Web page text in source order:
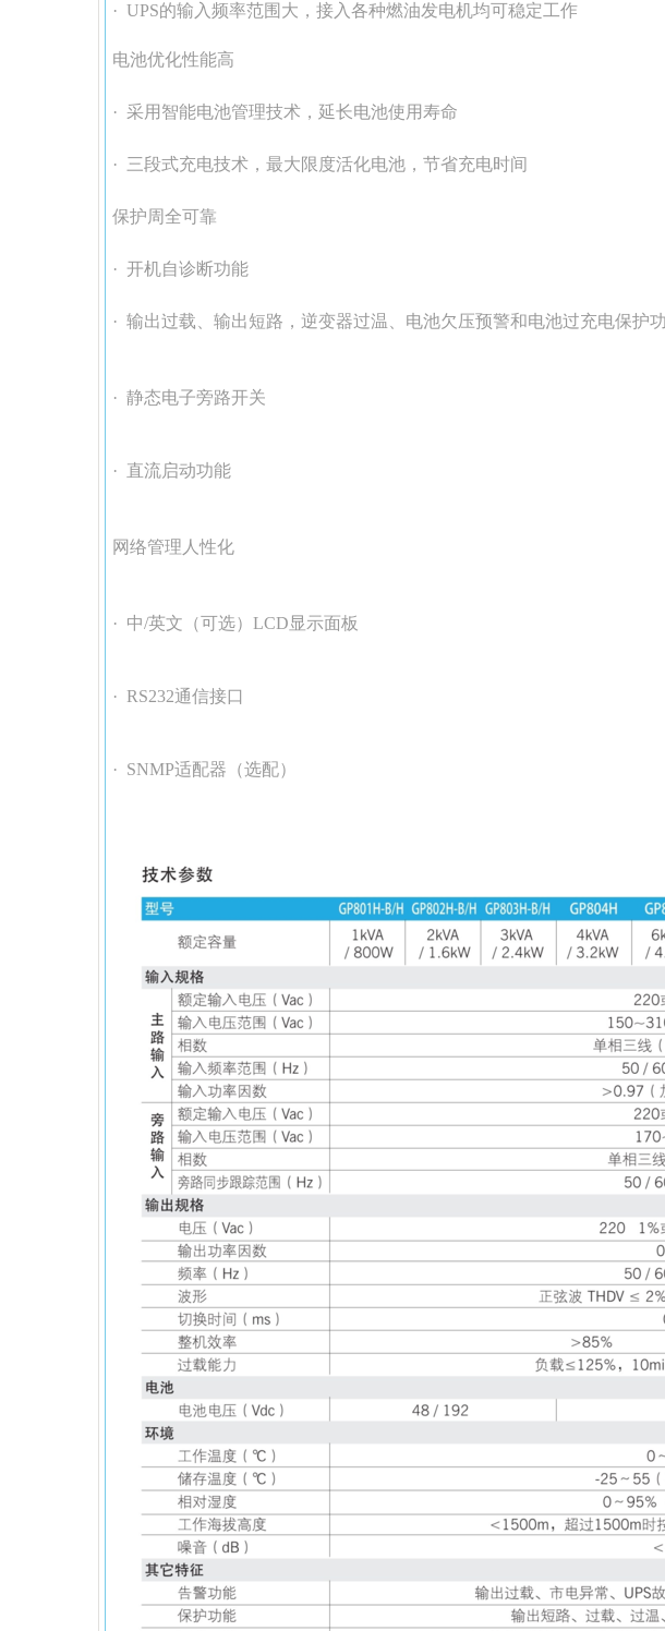
· UPS的输入频率范围大，接入各种燃油发电机均可稳定工作
电池优化性能高
· 采用智能电池管理技术，延长电池使用寿命
· 三段式充电技术，最大限度活化电池，节省充电时间
保护周全可靠
· 开机自诊断功能
· 输出过载、输出短路，逆变器过温、电池欠压预警和电池过充电保护
· 静态电子旁路开关
· 直流启动功能
网络管理人性化
· 中/英文（可选）LCD显示面板
· RS232通信接口
· SNMP适配器（选配）